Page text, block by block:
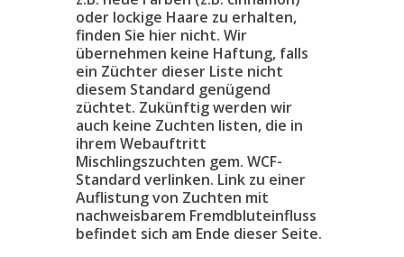
oder lockige Haare zu erhalten,
finden Sie hier nicht. Wir
übernehmen keine Haftung, falls
ein Züchter dieser Liste nicht
diesem Standard genügend
züchtet. Zukünftig werden wir
auch keine Zuchten listen, die in
ihrem Webauftritt
Mischlingszuchten gem. WCF-
Standard verlinken. Link zu einer
Auflistung von Zuchten mit
nachweisbarem Fremdbluteinfluss
befindet sich am Ende dieser Seite.